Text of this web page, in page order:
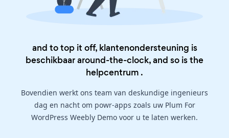
and to top it off, klantenondersteuning is
beschikbaar around-the-clock, and so is the
helpcentrum .
Bovendien werkt ons team van deskundige ingenieurs
dag en nacht om powr-apps zoals uw Plum For
WordPress Weebly Demo voor u te laten werken.